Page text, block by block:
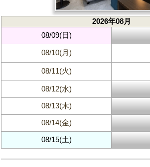
2026年08月
08/09(日)
08/10(月)
08/11(火)
08/12(水)
08/13(木)
08/14(金)
08/15(土)